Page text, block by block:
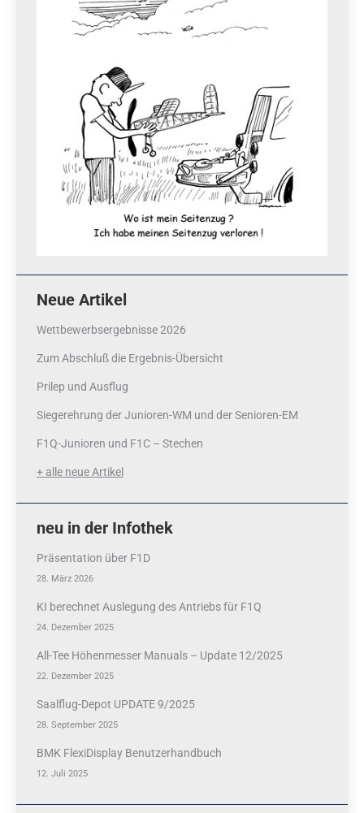
Neue Artikel
Wettbewerbsergebnisse 2026
Zum Abschluß die Ergebnis-Übersicht
Prilep und Ausflug
Siegerehrung der Junioren-WM und der Senioren-EM
F1Q-Junioren und F1C – Stechen
+ alle neue Artikel
neu in der Infothek
Präsentation über F1D
28. März 2026
KI berechnet Auslegung des Antriebs für F1Q
24. Dezember 2025
All-Tee Höhenmesser Manuals – Update 12/2025
22. Dezember 2025
Saalflug-Depot UPDATE 9/2025
28. September 2025
BMK FlexiDisplay Benutzerhandbuch
12. Juli 2025